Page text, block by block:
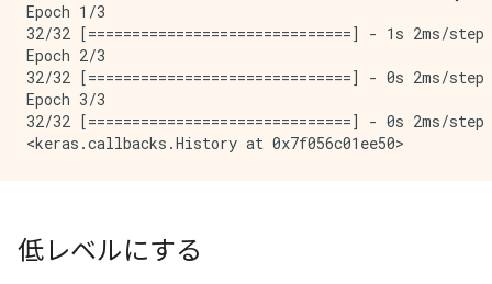
Epoch 1/3
32/32 [==============================] - 1s 2ms/
Epoch 2/3
32/32 [==============================] - 0s 2ms/
Epoch 3/3
32/32 [==============================] - 0s 2ms/
低レベルにする